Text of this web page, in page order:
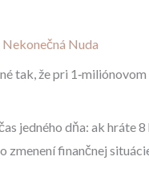
Nuda
tak, že pri
dňa: ak hráte 8
zmenení finančnej